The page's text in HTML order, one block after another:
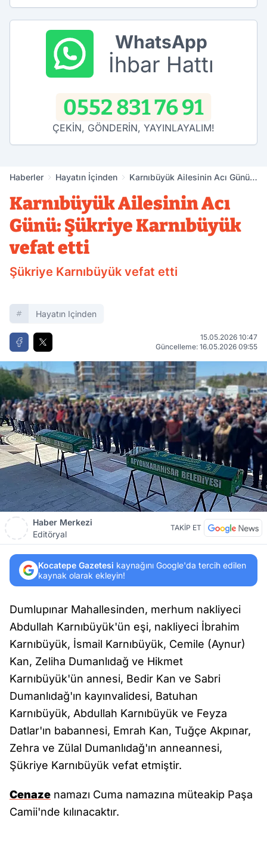
WhatsApp
İhbar Hattı
0552 831 76 91
ÇEKİN, GÖNDERİN, YAYINLAYALIM!
Haberler Hayatın İçinden
Karnıbüyük Ailesinin Acı Günü:
Karnıbüyük Ailesinin Acı
Günü: Şükriye Karnıbüyük
vefat etti
Şükriye Karnıbüyük vefat etti
Hayatın Içinden
15.05.2026 10:47
Güncelleme: 16.05.2026 09:55
Haber Merkezi
Editöryal
TAKİP ET
Kocatepe Gazetesi kaynağını Google'da tercih edilen
kaynak olarak ekleyin!
Dumlupınar Mahallesinden, merhum nakliyeci
Abdullah Karnıbüyük'ün eşi, nakliyeci İbrahim
Karnıbüyük, İsmail Karnıbüyük, Cemile (Aynur)
Kan, Zeliha Dumanlıdağ ve Hikmet
Karnıbüyük'ün annesi, Bedir Kan ve Sabri
Dumanlıdağ'ın kayınvalidesi, Batuhan
Karnıbüyük, Abdullah Karnıbüyük ve Feyza
Datlar'ın babannesi, Emrah Kan, Tuğçe Akpınar,
Zehra ve Zülal Dumanlıdağ'ın anneannesi,
Şükriye Karnıbüyük vefat etmiştir.
Cenaze namazı Cuma namazına müteakip Paşa
Camii'nde kılınacaktır.